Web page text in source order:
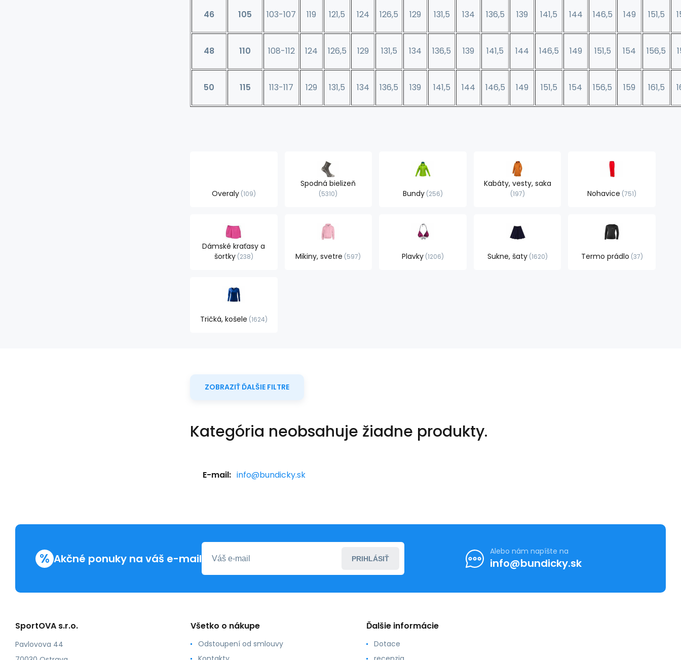
46 105 103-107 119 121,5 124 126,5 129 131,5 134 136,5 139 141,5 144 146,5 149 151,5
48 110 108-112 124 126,5 129 131,5 134 136,5 139 141,5 144 146,5 149 151,5 154 156,5
50 115 113-117 129 131,5 134 136,5 139 141,5 144 146,5 149 151,5 154 156,5 159 161,5
Overaly 109
Spodná bielizeň
5310 Bundy 256
Kabáty, vesty, saka
197 Nohavice 751
Dámské kraťasy a
šortky 238 Mikiny, svetre 597 Plavky 1206 Sukne, šaty 1620 Termo prádlo 37
Tričká, košele 1624
ZOBRAZIŤ ĎALŠIE FILTRE
Kategória neobsahuje žiadne produkty.
E-mail: info@bundicky.sk
% Akčné ponuky na váš e-mail PRIHLÁSIŤ
Alebo nám napíšte na
info@bundicky.sk
SportOVA s.r.o.
Pavlovova 44
Všetko o nákupe
Odstoupení od smlouvy
Ďalšie informácie
Dotace